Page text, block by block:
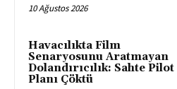
10 Ağustos 2026
Havacılıkta Film
Senaryosunu Aratmayan
Dolandırıcılık: Sahte Pilot
Planı Çöktü